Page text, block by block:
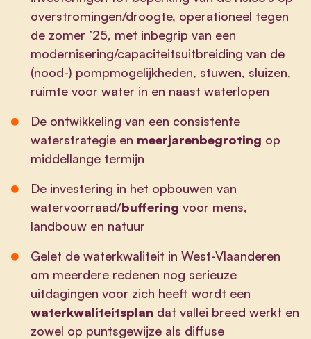
overstromingen/droogte, operationeel tegen
de zomer ’25, met inbegrip van een
modernisering/capaciteitsuitbreiding van de
(nood-) pompmogelijkheden, stuwen, sluizen,
ruimte voor water in en naast waterlopen
De ontwikkeling van een consistente
waterstrategie en meerjarenbegroting op
middellange termijn
De investering in het opbouwen van
watervoorraad/buffering voor mens,
landbouw en natuur
Gelet de waterkwaliteit in West-Vlaanderen
om meerdere redenen nog serieuze
uitdagingen voor zich heeft wordt een
waterkwaliteitsplan dat vallei breed werkt en
zowel op puntsgewijze als diffuse